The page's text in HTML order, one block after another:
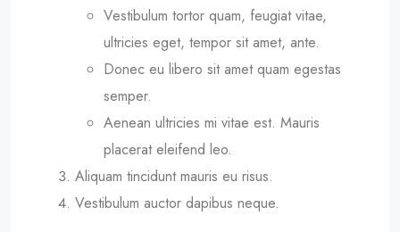
Vestibulum tortor quam, feugiat vitae,
ultricies eget, tempor sit amet, ante.
Donec eu libero sit amet quam egestas
semper.
Aenean ultricies mi vitae est. Mauris
placerat eleifend leo.
Aliquam tincidunt mauris eu risus.
Vestibulum auctor dapibus neque.